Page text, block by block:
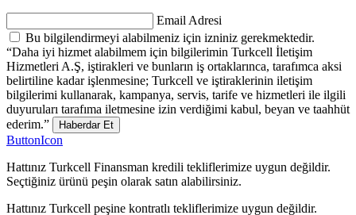
Email Adresi
Bu bilgilendirmeyi alabilmeniz için izniniz gerekmektedir.
“Daha iyi hizmet alabilmem için bilgilerimin Turkcell İletişim
Hizmetleri A.Ş, iştirakleri ve bunların iş ortaklarınca, tarafımca aksi
belirtiline kadar işlenmesine; Turkcell ve iştiraklerinin iletişim
bilgilerimi kullanarak, kampanya, servis, tarife ve hizmetleri ile ilgili
duyuruları tarafıma iletmesine izin verdiğimi kabul, beyan ve taahhüt
ederim.”
Haberdar Et
ButtonIcon
Hattınız Turkcell Finansman kredili tekliflerimize uygun değildir.
Seçtiğiniz ürünü peşin olarak satın alabilirsiniz.
Hattınız Turkcell peşine kontratlı tekliflerimize uygun değildir.